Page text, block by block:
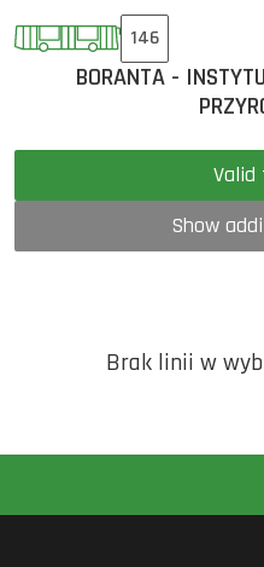
146
BORANTA -
Show
Brak linii w